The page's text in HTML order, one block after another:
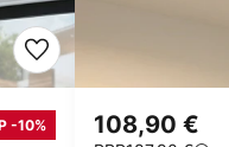
-10% 108,90 €